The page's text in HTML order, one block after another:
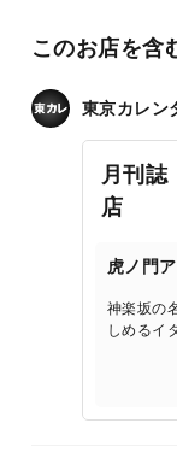
このお店を含
東京カレン
月刊誌
店
虎ノ門
神楽坂の
しめるイ